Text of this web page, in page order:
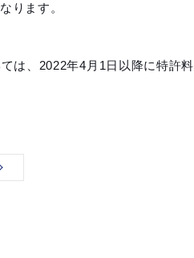
ります。
は、2022年4月1日以降に特許料